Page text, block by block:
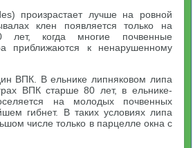
произрастает лучше на ровной
клен появляется только на
лет, когда многие почвенные
приближаются к ненарушенному
ВПК. В ельнике липняковом липа
ВПК старше 80 лет, в ельнике-
на молодых почвенных
гибнет. В таких условиях липа
числе только в парцелле окна с